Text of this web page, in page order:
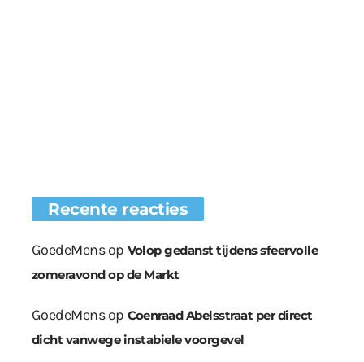
Recente reacties
GoedeMensop Volop gedanst tijdens sfeervolle
zomeravond op de Markt
GoedeMensop Coenraad Abelsstraat per direct
dicht vanwege instabiele voorgevel